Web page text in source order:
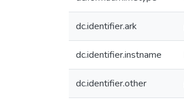
dc.identifier.ark
dc.identifier.instname
dc.identifier.other